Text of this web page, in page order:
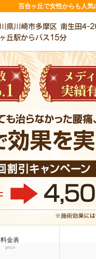
百合ヶ丘で女性からも人
料金表
price